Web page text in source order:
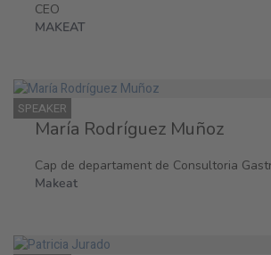
CEO
MAKEAT
SPEAKER
María Rodríguez Muñoz
Cap de departament de Consultoria
Makeat